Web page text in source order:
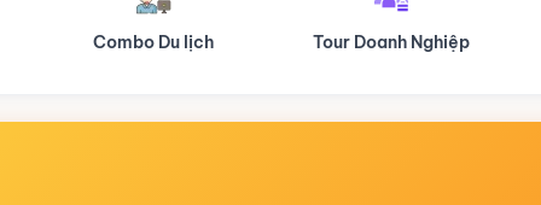
Tour Doanh Nghiệp Du lịch Hành Hương